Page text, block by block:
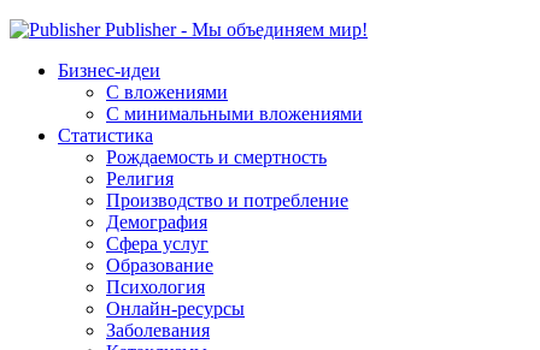
Publisher - Мы объединяем мир!
Бизнес-идеи
С вложениями
С минимальными вложениями
Статистика
Рождаемость и смертность
Религия
Производство и потребление
Демография
Сфера услуг
Образование
Психология
Онлайн-ресурсы
Заболевания